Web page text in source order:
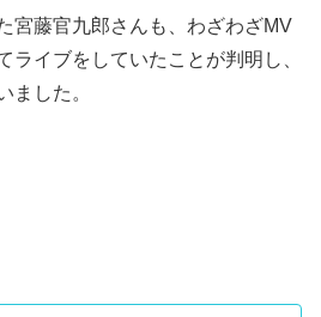
宮藤官九郎さんも、わざわざMV
ライブをしていたことが判明し、
ました。